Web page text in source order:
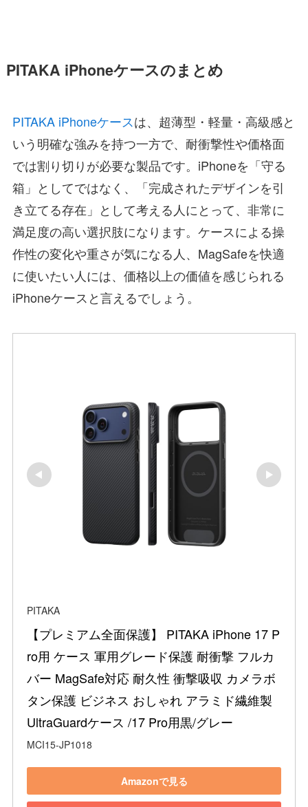
PITAKA iPhoneケースのまとめ
PITAKA iPhoneケースは、超薄型・軽量・高級感と
いう明確な強みを持つ一方で、耐衝撃性や価格面
では割り切りが必要な製品です。iPhoneを「守る
箱」としてではなく、「完成されたデザインを引
き立てる存在」として考える人にとって、非常に
満足度の高い選択肢になります。ケースによる操
作性の変化や重さが気になる人、MagSafeを快適
に使いたい人には、価格以上の価値を感じられる
iPhoneケースと言えるでしょう。
PITAKA
【プレミアム全面保護】 PITAKA iPhone 17 P
ro用 ケース 軍用グレード保護 耐衝撃 フルカ
バー MagSafe対応 耐久性 衝撃吸収 カメラボ
タン保護 ビジネス おしゃれ アラミド繊維製
UltraGuardケース /17 Pro用黒/グレー
MCI15-JP1018
Amazonで見る